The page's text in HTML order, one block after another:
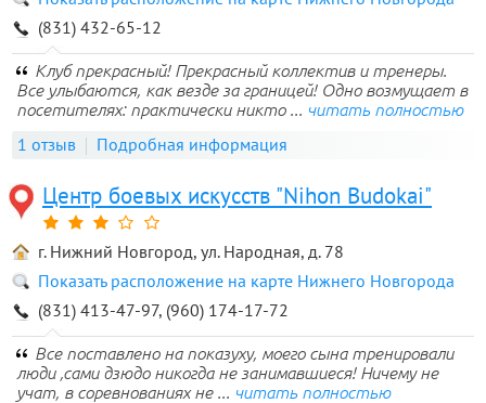
(831) 432-65-12
Клуб прекрасный! Прекрасный коллектив и тренеры.
Все улыбаются, как везде за границей! Одно возмущает в
посетителях: практически никто ... читать полностью
1 отзыв Подробная информация
Центр боевых искусств "Nihon Budokai"
г. Нижний Новгород, ул. Народная, д. 78
Показать расположение на карте Нижнего Новгорода
(831) 413-47-97, (960) 174-17-72
Все поставлено на показуху, моего сына тренировали
люди ,сами дзюдо никогда не занимавшиеся! Ничему не
учат, в соревнованиях не ... читать полностью